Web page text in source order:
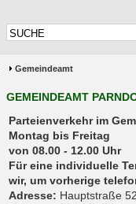
Gemeindeamt
GEMEINDEAMT
Parteienverkehr
Montag bis Freitag
von 08.00 - 12.00 Uhr
Für eine individuelle
wir, um vorherige
Adresse: Hauptstraße